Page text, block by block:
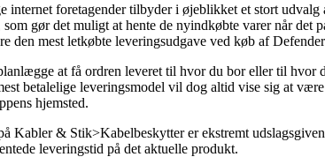
internet foretagender tilbyder i øjeblikket et stort
som gør det muligt at hente de nyindkøbte varer når
den mest letkøbte leveringsudgave ved køb af
at få ordren leveret til hvor du bor eller til hvor
betalelige leveringsmodel vil dog altid vise sig at
hjemsted.
Kabler & Stik>Kabelbeskytter er ekstremt
leveringstid på det aktuelle produkt.